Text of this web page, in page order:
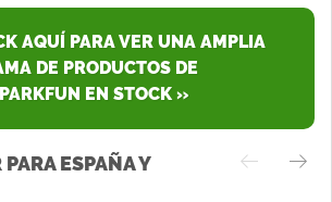
AQUÍ PARA VER UNA AMPLIA
DE PRODUCTOS DE
EN STOCK »
ESPAÑA Y